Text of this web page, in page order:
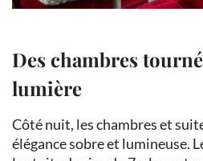
Des chambres
lumière
Côté nuit, les chambres et
élégance sobre et lumineuse.